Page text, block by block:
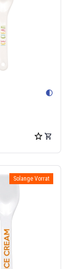
contrast
Solange Vorrat